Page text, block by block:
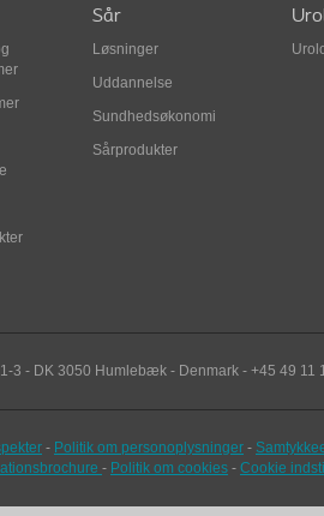
Sår
Løsninger
Uddannelse
Sundhedsøkonomi
Sårprodukter
3 - DK 3050 Humlebæk - Denmark - +45 49 11
- Politik om personoplysninger -
- Politik om cookies - Cookie